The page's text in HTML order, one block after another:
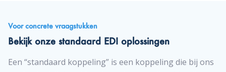
Voor concrete vraagstukken
Bekijk onze standaard EDI oplossingen
Een “standaard koppeling” is een koppeling die bij ons